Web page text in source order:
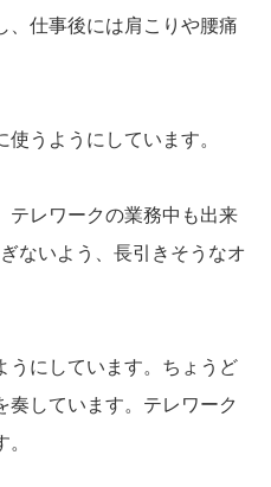
、仕事後には肩こりや腰痛
うようにしています。
テレワークの業務中も出来
ないよう、長引きそうなオ
うにしています。ちょうど
奏しています。テレワーク